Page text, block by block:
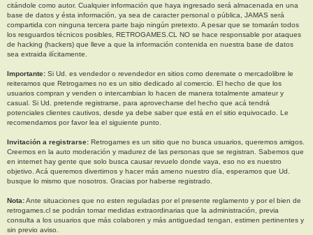
citándole como autor. Cualquier información que haya ingresado será almacenada en una
base de datos y ésta información, ya sea de caracter personal o pública, JAMAS será
compartida con ninguna tercera parte bajo ningún pretexto. A pesar que se tomarán todos
los resguardos técnicos posibles, RETROGAMES.CL NO se hace responsable por ataques
de hacking (hackers) que lleve a que la información contenida en nuestra base de datos
sea extraida ilícitamente.
Importante: Si Ud. es vendedor o revendedor en sitios como deremate o mercadolibre le
reiteramos que Retrogames no es un sitio dedicado al comercio. El hecho de que los
usuarios compran y venden o intercambian lo hacen de manera totalmente amateur y
casual. Si Ud. pretende registrarse, para aprovecharse del hecho que acá tendrá
potenciales clientes cautivos, desde ya debe saber que está en el sitio equivocado. Le
recomendamos por favor lea el siguiente punto.
Invitación a registrarse: Retrogames es un sitio que no busca usuarios, queremos amigos.
Creemos en la auto moderación y madurez de las personas que se registran. Sabemos que
en internet hay gente que solo busca causar revuelo donde vaya, eso no es nuestro
objetivo. Acá queremos divertirnos y hacer más ameno nuestro día, esperamos que Ud.
busque lo mismo que nosotros. Gracias por haberse registrado.
Nota:Ante situaciones que no esten reguladas por el presente reglamento y por el bien de
retrogames.cl se podrán tomar medidas extraordinarias que la administración, previa
consulta a los usuarios que más colaboren y más antiguedad tengan, estimen pertinentes y
sin previo aviso.